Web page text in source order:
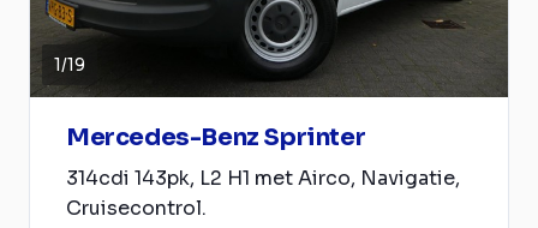
1/19
Mercedes-Benz Sprinter
314cdi 143pk, L2 H1 met Airco, Navigatie,
Cruisecontrol.